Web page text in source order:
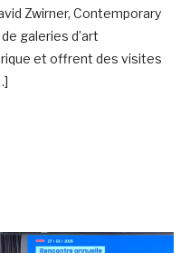
Zwirner, Contemporary
galeries d’art
et offrent des visites